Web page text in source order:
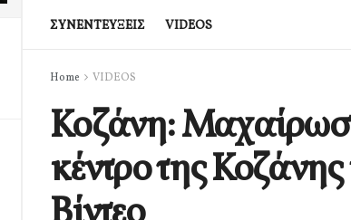
ΣΥΝΕΝΤΕΥΞΕΙΣ VIDEOS
Home VIDEOS
Κοζάνη:
κέντρο της